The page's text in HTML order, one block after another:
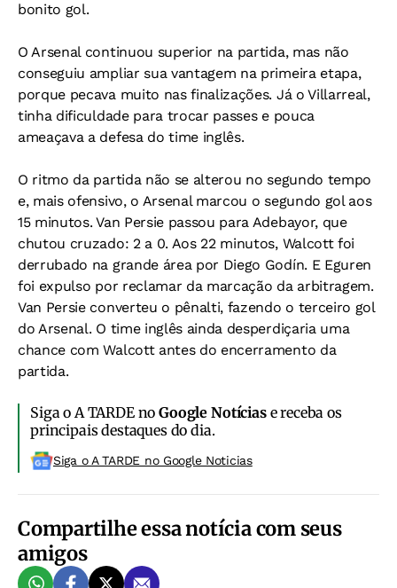
bonito gol.
O Arsenal continuou superior na partida, mas não
conseguiu ampliar sua vantagem na primeira etapa,
porque pecava muito nas finalizações. Já o Villarreal,
tinha dificuldade para trocar passes e pouca
ameaçava a defesa do time inglês.
O ritmo da partida não se alterou no segundo tempo
e, mais ofensivo, o Arsenal marcou o segundo gol aos
15 minutos. Van Persie passou para Adebayor, que
chutou cruzado: 2 a 0. Aos 22 minutos, Walcott foi
derrubado na grande área por Diego Godín. E Eguren
foi expulso por reclamar da marcação da arbitragem.
Van Persie converteu o pênalti, fazendo o terceiro gol
do Arsenal. O time inglês ainda desperdiçaria uma
chance com Walcott antes do encerramento da
partida.
Siga o A TARDE noGoogle Notíciase receba os
principais destaques do dia.
Siga o A TARDE no Google Noticias
Compartilhe essa notícia com seus
amigos